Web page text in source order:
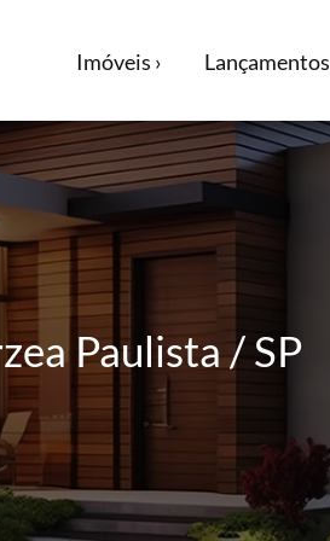
Imóveis › Lançamentos
Paulista / SP